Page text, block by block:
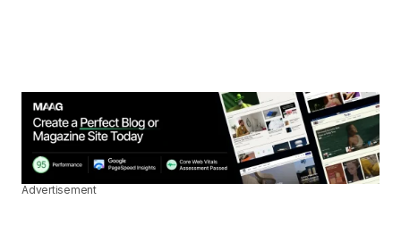
Advertisement